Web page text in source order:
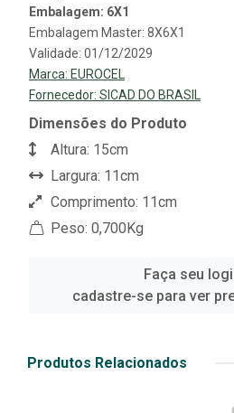
Embalagem: 6X1
Embalagem Master: 8X6X1
Validade: 01/12/2029
Marca: EUROCEL
Fornecedor: SICAD DO BRASIL
Dimensões do Produto
Altura: 15cm
Largura: 11cm
Comprimento: 11cm
Peso: 0,700Kg
Faça seu
cadastre-se para ver
Produtos Relacionados